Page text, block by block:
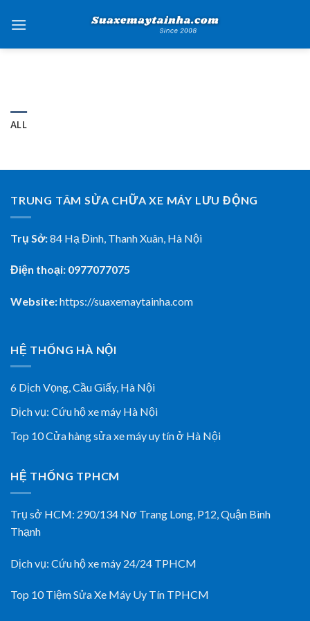
ALL
TRUNG TÂM SỬA CHỮA XE MÁY LƯU ĐỘNG
Trụ Sở:84 Hạ Đình, Thanh Xuân, Hà Nội
Điện thoại: 0977077075
Website:https://suaxemaytainha.com
HỆ THỐNG HÀ NỘI
6 Dịch Vọng, Cầu Giấy, Hà Nội
Dịch vụ: Cứu hộ xe máy Hà Nội
Top 10 Cửa hàng sửa xe máy uy tín ở Hà Nội
HỆ THỐNG TPHCM
Trụ sở HCM: 290/134 Nơ Trang Long, P12, Quận Bình
Thạnh
Dịch vụ: Cứu hộ xe máy 24/24 TPHCM
Top 10 Tiệm Sửa Xe Máy Uy Tín TPHCM